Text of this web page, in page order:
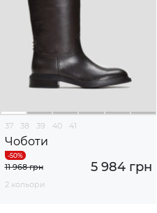
37 38 39 40 41
Чоботи
5 984 грн
11 968 грн
2 кольори